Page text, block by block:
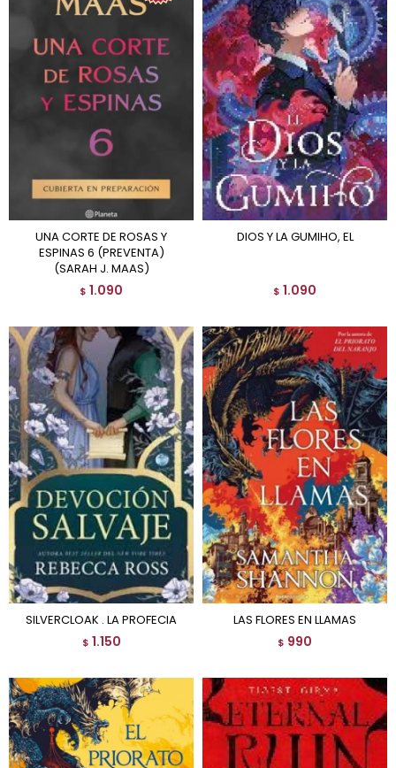
UNA CORTE DE ROSAS Y
ESPINAS 6 (PREVENTA)
(SARAH J. MAAS)
$ 1.090
DIOS Y LA GUMIHO, EL
$ 1.090
SILVERCLOAK . LA PROFECIA
$ 1.150
LAS FLORES EN LLAMAS
$ 990